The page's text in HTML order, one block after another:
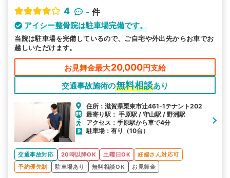
4
- 件
アイシー整骨院は駐車場完備です。
当院は駐車場を完備しているので、ご自宅や外出先からお車でお
越しいただけます。
お見舞金最大20,000円支給
交通事故施術の無料相談あり
住所：滋賀県栗東市辻461-1テナント202
最寄り駅： 手原駅 / 守山駅 / 野洲駅
アクセス：手原駅から車で4分
駐車場：有り（10台）
交通事故対応 20時以降OK 土曜日OK
妊婦さん対応可
予約優先制
駐車場あり 無料相談OK お見舞金